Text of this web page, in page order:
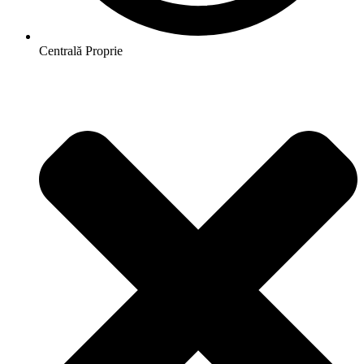
Centrală Proprie